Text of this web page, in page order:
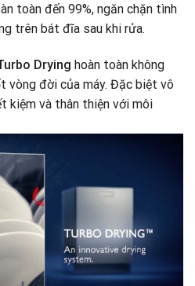
toàn đến 99%, ngăn chặn tình
trên bát đĩa sau khi rửa.
Drying hoàn toàn không
vòng đời của máy. Đặc biệt vô
kiệm và thân thiện với môi